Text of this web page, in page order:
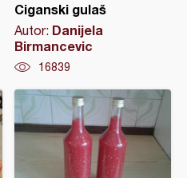
Ciganski gulaš
Autor: Danijela
Birmancevic
16839